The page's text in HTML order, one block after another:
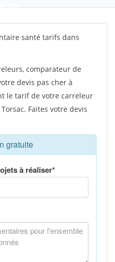
1242
santé tarifs dans
comparateur de
devis pas cher à
le tarif de votre carreleur
Faites votre devis